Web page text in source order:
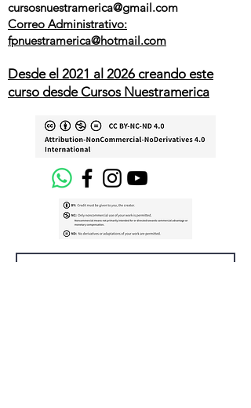
cursosnuestramerica@gmail.com
Correo Administrativo:
fpnuestramerica@hotmail.com
Desde el 2021 al 2026 creando este
curso desde Cursos Nuestramerica